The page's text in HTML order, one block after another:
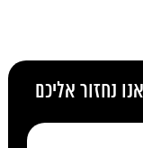
נחזור אליכם